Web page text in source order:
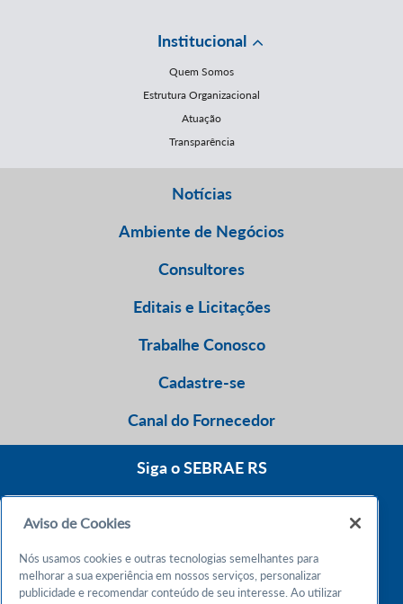
Institucional
Quem Somos
Estrutura Organizacional
Atuação
Transparência
Notícias
Ambiente de Negócios
Consultores
Editais e Licitações
Trabalhe Conosco
Cadastre-se
Canal do Fornecedor
Siga o SEBRAE RS
Atendimento 24h
Aviso de Cookies
Nós usamos cookies e outras tecnologias semelhantes para
melhorar a sua experiência em nossos serviços, personalizar
publicidade e recomendar conteúdo de seu interesse. Ao utilizar